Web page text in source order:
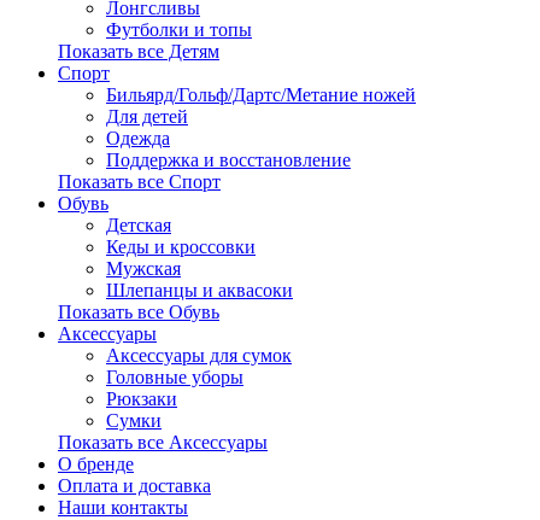
Лонгсливы
Футболки и топы
Показать все Детям
Спорт
Бильярд/Гольф/Дартс/Метание ножей
Для детей
Одежда
Поддержка и восстановление
Показать все Спорт
Обувь
Детская
Кеды и кроссовки
Мужская
Шлепанцы и аквасоки
Показать все Обувь
Аксессуары
Аксессуары для сумок
Головные уборы
Рюкзаки
Сумки
Показать все Аксессуары
О бренде
Оплата и доставка
Наши контакты